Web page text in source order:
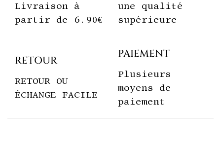
Livraison à
partir de 6.90€
une qualité
supérieure
RETOUR
RETOUR OU
ÉCHANGE FACILE
PAIEMENT
Plusieurs
moyens de
paiement